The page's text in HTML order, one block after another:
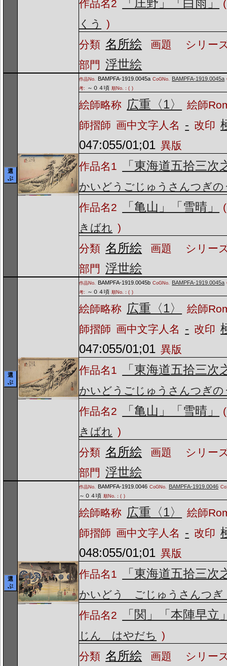
作品名2 「庄野」「白雨」
(
くう
)
分類 名所絵 画題
シリー
部門 浮世絵
選
ぶ
作品No. BAMPFA-1919.0045a CoGNo. BAMPFA-1919.0045a
考:
～０４頃 順No.：( )
絵師略称 広重〈1〉
絵師
師摺師 画中文字人名 - 改印
047:055/01;01 異版
作品名1
「東海道五拾三次
かいどうごじゅうさんつぎの
作品名2
「亀山」「雪晴」
(
きばれ )
分類 名所絵 画題
シリー
部門 浮世絵
選
ぶ
作品No. BAMPFA-1919.0045b CoGNo. BAMPFA-1919.0045a
考:
～０４頃 順No.：( )
絵師略称 広重〈1〉
絵師
師摺師 画中文字人名 - 改印
047:055/01;01 異版
作品名1
「東海道五拾三次
かいどうごじゅうさんつぎの
作品名2
「亀山」「雪晴」
(
きばれ )
分類 名所絵 画題
シリー
部門 浮世絵
選
ぶ
作品No. BAMPFA-1919.0046 CoGNo. BAMPFA-1919.0046
～０４頃 順No.：( )
絵師略称 広重〈1〉
絵師
師摺師 画中文字人名 - 改印
048:055/01;01 異版
作品名1
「東海道五拾三次
かいどう ごじゅうさんつ
作品名2
「関」「本陣早立
じん はやだち )
分類 名所絵 画題
シリー